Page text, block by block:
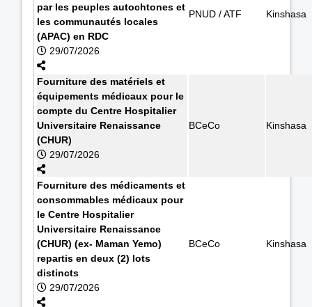
par les peuples autochtones et
les communautés locales
(APAC) en RDC
29/07/2026
PNUD / ATF Kinshasa
Fourniture des matériels et
équipements médicaux pour le
compte du Centre Hospitalier
Universitaire Renaissance
(CHUR)
29/07/2026
BCeCo Kinshasa
Fourniture des médicaments et
consommables médicaux pour
le Centre Hospitalier
Universitaire Renaissance
(CHUR) (ex- Maman Yemo)
repartis en deux (2) lots
distincts
29/07/2026
BCeCo Kinshasa